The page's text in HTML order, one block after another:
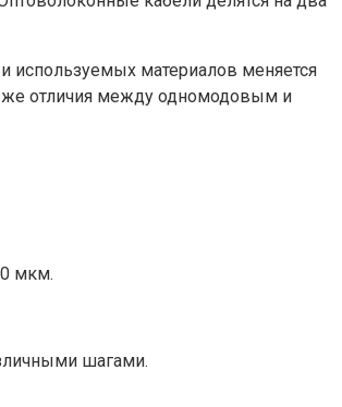
используемых материалов меняется
же отличия между одномодовым и
мкм.
шагами.